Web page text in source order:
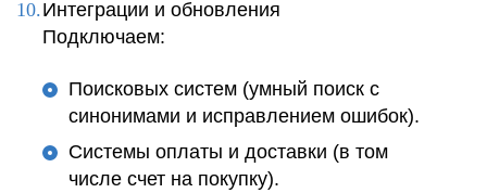
Интеграции и обновления
Подключаем:
Поисковых систем (умный поиск с
синонимами и исправлением ошибок).
Системы оплаты и доставки (в том
числе счет на покупку).